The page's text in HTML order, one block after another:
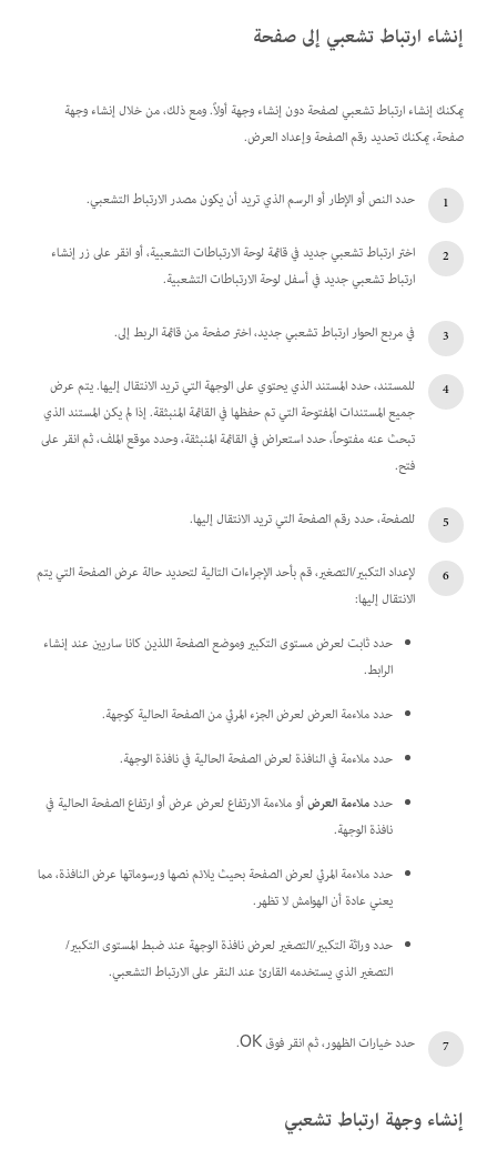
إنشاء ارتباط تشعبي إلى صفحة
يمكنك إنشاء ارتباط تشعبي لصفحة دون إنشاء وجهة أولاً. ومع ذلك، من خلال إنشاء وجهة
صفحة، يمكنك تحديد رقم الصفحة وإعداد العرض.
حدد النص أو الإطار أو الرسم الذي تريد أن يكون مصدر الارتباط التشعبي.
اختر ارتباط تشعبي جديد في قائمة لوحة الارتباطات التشعبية، أو انقر على زر إنشاء
ارتباط تشعبي جديد في أسفل لوحة الارتباطات التشعبية.
في مربع الحوار ارتباط تشعبي جديد، اختر صفحة من قائمة الربط إلى.
للمستند، حدد المستند الذي يحتوي على الوجهة التي تريد الانتقال إليها. يتم عرض
جميع المستندات المفتوحة التي تم حفظها في القائمة المنبثقة. إذا لم يكن المستند الذي
تبحث عنه مفتوحاً، حدد استعراض في القائمة المنبثقة، وحدد موقع الملف، ثم انقر على
فتح.
للصفحة، حدد رقم الصفحة التي تريد الانتقال إليها.
لإعداد التكبير/التصغير، قم بأحد الإجراءات التالية لتحديد حالة عرض الصفحة التي يتم
الانتقال إليها:
حدد ثابت لعرض مستوى التكبير وموضع الصفحة اللذين كانا ساريين عند إنشاء
الرابط.
حدد ملاءمة العرض لعرض الجزء المرئي من الصفحة الحالية كوجهة.
حدد ملاءمة في النافذة لعرض الصفحة الحالية في نافذة الوجهة.
حددملاءمة العرضأو ملاءمة الارتفاع لعرض عرض أو ارتفاع الصفحة الحالية في
نافذة الوجهة.
حدد ملاءمة المرئي لعرض الصفحة بحيث يلائم نصها ورسوماتها عرض النافذة، مما
يعني عادة أن الهوامش لا تظهر.
حدد وراثة التكبير/التصغير لعرض نافذة الوجهة عند ضبط المستوى التكبير/
التصغير الذي يستخدمه القارئ عند النقر على الارتباط التشعبي.
حدد خيارات الظهور، ثم انقر فوق OK.
إنشاء وجهة ارتباط تشعبي